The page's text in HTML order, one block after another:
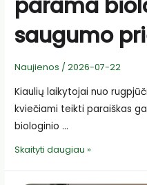
parama
saugumo
Naujienos /2026-07-22
Kiaulių laikytojai nuo
kviečiami teikti paraiškas
biologinio …
Kiaulių
Skaityti daugiau »